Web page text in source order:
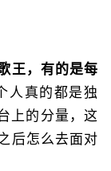
王，有的是每
人真的都是独
上的分量，这
后怎么去面对